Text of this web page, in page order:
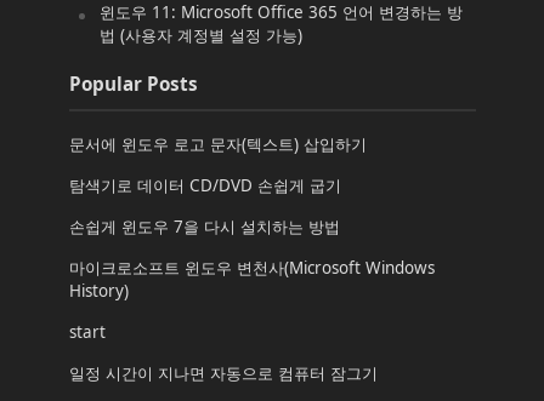
윈도우 11: Microsoft Office 365 언어 변경하는 방
법 (사용자 계정별 설정 가능)
Popular Posts
문서에 윈도우 로고 문자(텍스트) 삽입하기
탐색기로 데이터 CD/DVD 손쉽게 굽기
손쉽게 윈도우 7을 다시 설치하는 방법
마이크로소프트 윈도우 변천사(Microsoft Windows
History)
start
일정 시간이 지나면 자동으로 컴퓨터 잠그기